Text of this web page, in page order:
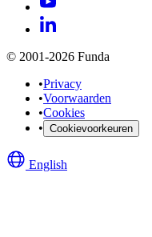
© 2001-2026 Funda
•Privacy
•Voorwaarden
•Cookies
• Cookievoorkeuren
English